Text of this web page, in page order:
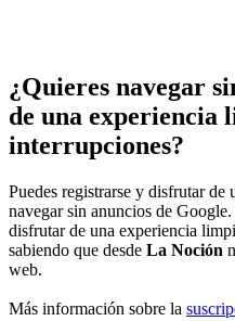
¿Quieres navegar
de una experiencia
interrupciones?
Puedes registrarse y disfrutar de
navegar sin anuncios de Google.
disfrutar de una experiencia
sabiendo que desde La Noción
web.
Más información sobre la